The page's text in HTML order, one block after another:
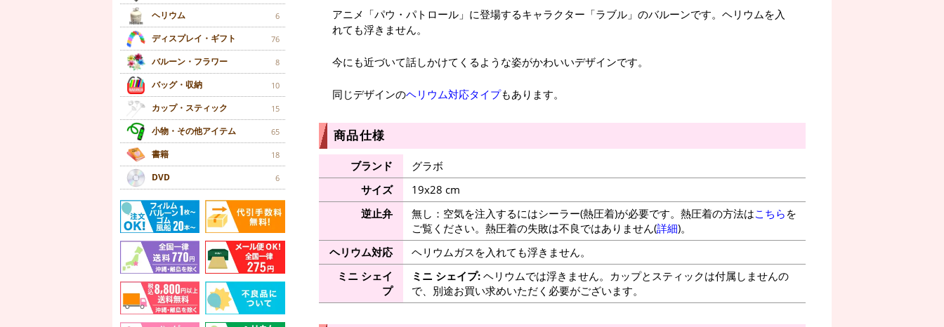
ヘリウム 6
ディスプレイ・ギフト 76
バルーン・フラワー 8
バッグ・収納 10
カップ・スティック 15
小物・その他アイテム 65
書籍 18
DVD 6
アニメ「パウ・パトロール」に登場するキャラクター「ラブル」のバルーンです。ヘリウムを入
れても浮きません。
今にも近づいて話しかけてくるような姿がかわいいデザインです。
同じデザインのヘリウム対応タイプもあります。
商品仕様
ブランド
グラボ
サイズ
19x28 cm
逆止弁
無し：空気を注入するにはシーラー(熱圧着)が必要です。熱圧着の方法はこちら を
ご覧ください。熱圧着の失敗は不良ではありません(詳細)。
ヘリウム対応
ヘリウムガスを入れても浮きません。
ミニ シェイ
プ
ミニ シェイプ:ヘリウムでは浮きません。カップとスティックは付属しませんの
で、別途お買い求めいただく必要がございます。